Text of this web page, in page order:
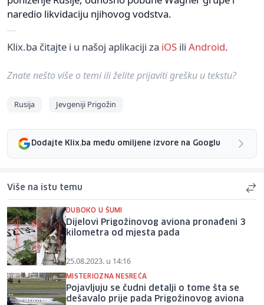
naredio likvidaciju njihovog vodstva.
Klix.ba čitajte i u našoj aplikaciji za iOS ili Android.
Znate nešto više o temi ili želite prijaviti grešku u tekstu?
Rusija Jevgeniji Prigožin
Dodajte Klix.ba među omiljene izvore na Googlu
Više na istu temu
DUBOKO U ŠUMI
Dijelovi Prigožinovog aviona pronađeni 3
kilometra od mjesta pada
25.08.2023. u 14:16
MISTERIOZNA NESREĆA
Pojavljuju se čudni detalji o tome šta se
dešavalo prije pada Prigožinovog aviona